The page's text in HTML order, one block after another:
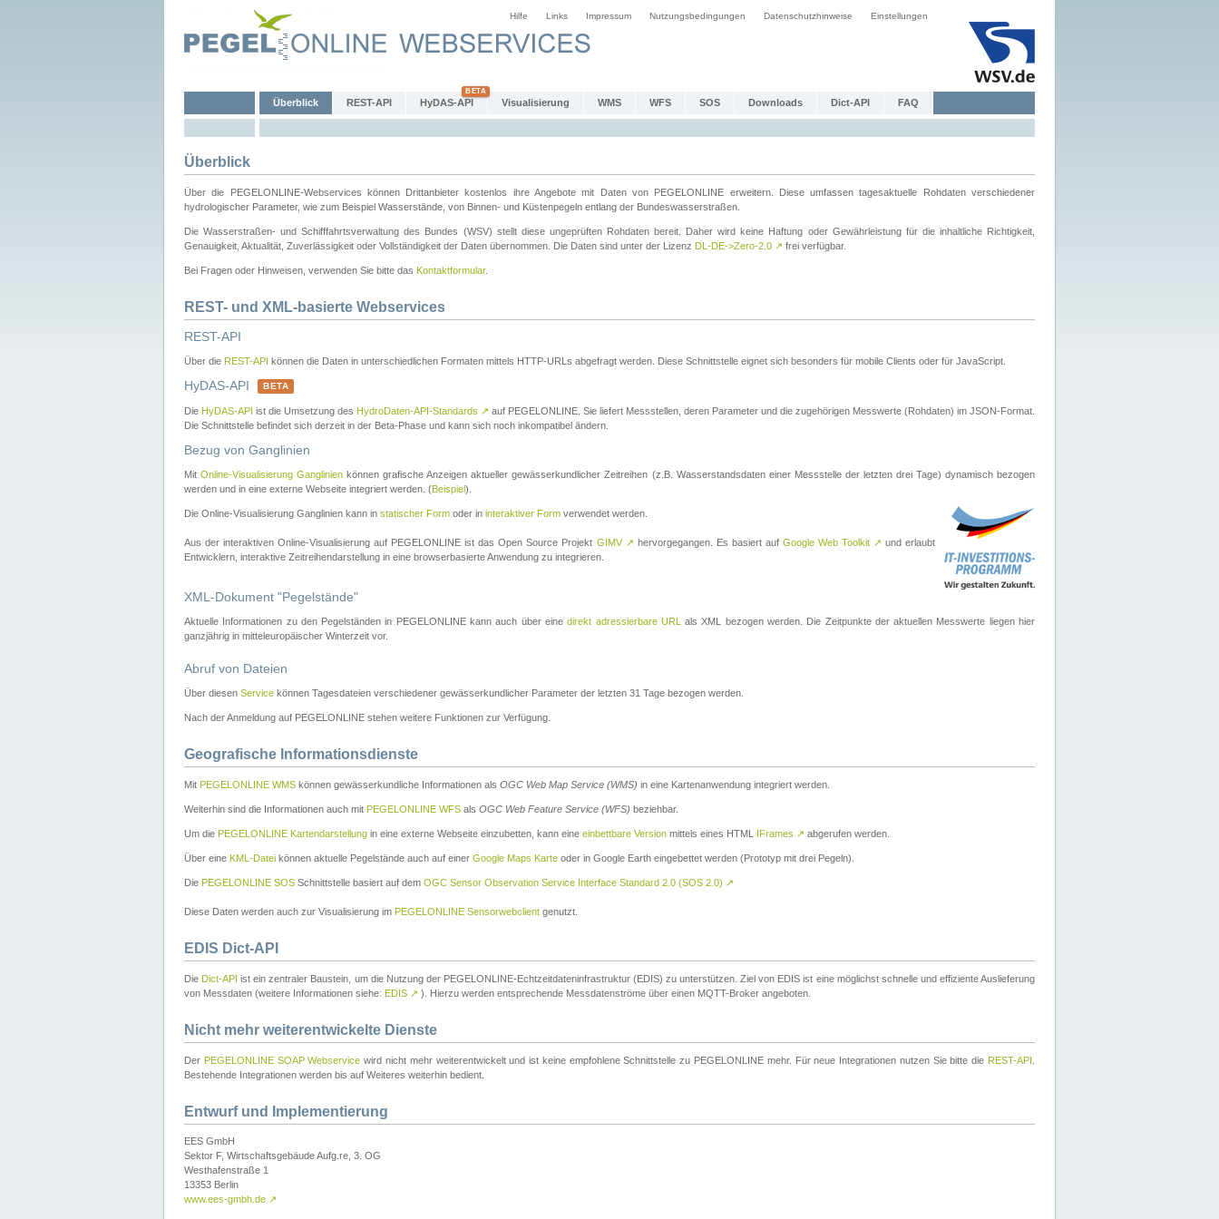
Hilfe Links Impressum Nutzungsbedingungen Datenschutzhinweise Einstellungen
Überblick REST-API HyDAS-API Visualisierung WMS WFS SOS Downloads Dict-API FAQ
Überblick
Über die PEGELONLINE-Webservices können Drittanbieter kostenlos ihre Angebote mit Daten von PEGELONLINE erweitern. Diese umfassen tagesaktuelle Rohdaten verschiedener
hydrologischer Parameter, wie zum Beispiel Wasserstände, von Binnen- und Küstenpegeln entlang der Bundeswasserstraßen.
Die Wasserstraßen- und Schifffahrtsverwaltung des Bundes (WSV) stellt diese ungeprüften Rohdaten bereit. Daher wird keine Haftung oder Gewährleistung für die inhaltliche Richtigkeit,
Genauigkeit, Aktualität, Zuverlässigkeit oder Vollständigkeit der Daten übernommen. Die Daten sind unter der Lizenz DL-DE->Zero-2.0 ↗ frei verfügbar.
Bei Fragen oder Hinweisen, verwenden Sie bitte das Kontaktformular.
REST- und XML-basierte Webservices
REST-API
Über die REST-API können die Daten in unterschiedlichen Formaten mittels HTTP-URLs abgefragt werden. Diese Schnittstelle eignet sich besonders für mobile Clients oder für JavaScript.
HyDAS-API BETA
Die HyDAS-API ist die Umsetzung des HydroDaten-API-Standards ↗ auf PEGELONLINE. Sie liefert Messstellen, deren Parameter und die zugehörigen Messwerte (Rohdaten) im JSON-Format.
Die Schnittstelle befindet sich derzeit in der Beta-Phase und kann sich noch inkompatibel ändern.
Bezug von Ganglinien
MitOnline-Visualisierung Ganglinien können grafische Anzeigen aktueller gewässerkundlicher Zeitreihen (z.B. Wasserstandsdaten einer Messstelle der letzten drei Tage) dynamisch bezogen
werden und in eine externe Webseite integriert werden. (Beispiel).
Die Online-Visualisierung Ganglinien kann in statischer Form oder in interaktiver Form verwendet werden.
Aus der interaktiven Online-Visualisierung auf PEGELONLINE ist das Open Source Projekt GIMV ↗ hervorgegangen. Es basiert auf Google Web Toolkit ↗ und erlaubt
Entwicklern, interaktive Zeitreihendarstellung in eine browserbasierte Anwendung zu integrieren.
XML-Dokument "Pegelstände"
Aktuelle Informationen zu den Pegelständen in PEGELONLINE kann auch über einedirekt adressierbare URL
als XML bezogen werden. Die Zeitpunkte der aktuellen Messwerte liegen hier
ganzjährig in mitteleuropäischer Winterzeit vor.
Abruf von Dateien
Über diesen Service können Tagesdateien verschiedener gewässerkundlicher Parameter der letzten 31 Tage bezogen werden.
Nach der Anmeldung auf PEGELONLINE stehen weitere Funktionen zur Verfügung.
Geografische Informationsdienste
Mit PEGELONLINE WMS können gewässerkundliche Informationen als OGC Web Map Service (WMS) in eine Kartenanwendung integriert werden.
Weiterhin sind die Informationen auch mit PEGELONLINE WFS als OGC Web Feature Service (WFS) beziehbar.
Um die PEGELONLINE Kartendarstellung in eine externe Webseite einzubetten, kann eine einbettbare Version mittels eines HTML IFrames ↗ abgerufen werden.
Über eine KML-Datei können aktuelle Pegelstände auch auf einer Google Maps Karte oder in Google Earth eingebettet werden (Prototyp mit drei Pegeln).
Die PEGELONLINE SOS Schnittstelle basiert auf dem OGC Sensor Observation Service Interface Standard 2.0 (SOS 2.0) ↗
Diese Daten werden auch zur Visualisierung im PEGELONLINE Sensorwebclient genutzt.
EDIS Dict-API
Die Dict-API ist ein zentraler Baustein, um die Nutzung der PEGELONLINE-Echtzeitdateninfrastruktur (EDIS) zu unterstützen. Ziel von EDIS ist eine möglichst schnelle und effiziente Auslieferung
von Messdaten (weitere Informationen siehe: EDIS ↗ ). Hierzu werden entsprechende Messdatenströme über einen MQTT-Broker angeboten.
Nicht mehr weiterentwickelte Dienste
Der PEGELONLINE SOAP Webservice wird nicht mehr weiterentwickelt und ist keine empfohlene Schnittstelle zu PEGELONLINE mehr. Für neue Integrationen nutzen Sie bitte die REST-API
Bestehende Integrationen werden bis auf Weiteres weiterhin bedient.
Entwurf und Implementierung
EES GmbH
Sektor F, Wirtschaftsgebäude Aufg.re, 3. OG
Westhafenstraße 1
13353 Berlin
www.ees-gmbh.de ↗